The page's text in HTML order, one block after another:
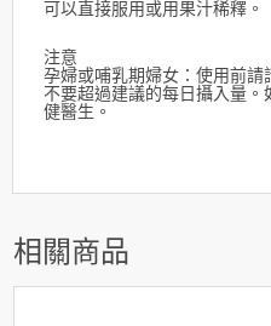
可以直接服用或用果汁稀釋。
注意
孕婦或哺乳期婦女：使用前請
不要超過建議的每日攝入量
健醫生。
相關商品